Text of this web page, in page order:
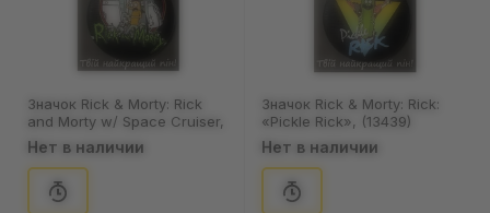
Значок Rick & Morty: Rick
and Morty w/ Space Cruiser,
(13438)
Нет в наличии
Значок Rick & Morty: Rick:
«Pickle Rick», (13439)
Нет в наличии